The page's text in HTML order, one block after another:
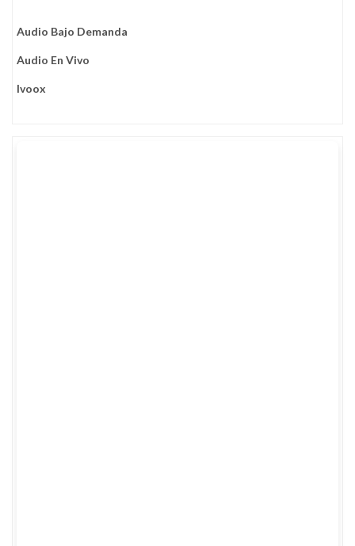
Audio Bajo Demanda
Audio En Vivo
Ivoox